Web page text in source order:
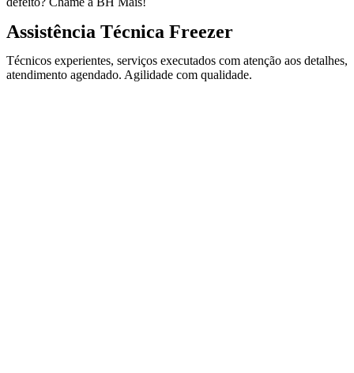
Assistência Técnica Freezer
Técnicos experientes, serviços executados com atenção aos detalhes,
atendimento agendado. Agilidade com qualidade.